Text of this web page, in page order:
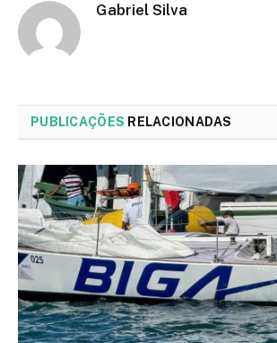
Gabriel Silva
PUBLICAÇÕES RELACIONADAS